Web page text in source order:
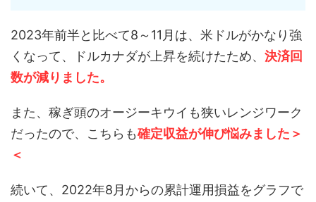
2023年前半と比べて8～11月は、米ドルがかなり強
くなって、ドルカナダが上昇を続けたため、 決済回
数が減りました。
また、稼ぎ頭のオージーキウイも狭いレンジワーク
だったので、こちらも確定収益が伸び悩みました ＞
＜
続いて、2022年8月からの累計運用損益をグラフで